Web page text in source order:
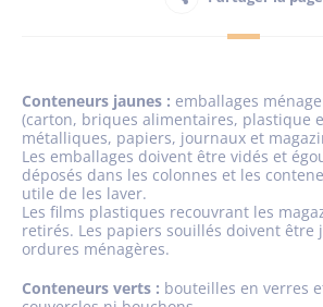
Conteneurs jaunes : emballages
(carton, briques alimentaires, plastique
métalliques, papiers, journaux et
Les emballages doivent être vidés et
déposés dans les colonnes et les
utile de les laver.
Les films plastiques recouvrant les
retirés. Les papiers souillés doivent être
ordures ménagères.
Conteneurs verts : bouteilles en verres
Maison